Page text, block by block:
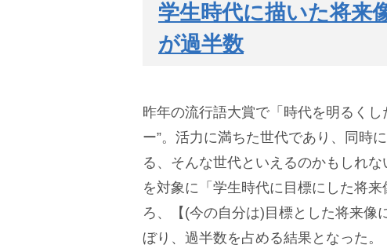
学生時代に描いた将来
が過半数
昨年の流行語大賞で「時代を明るく
ー”。活力に満ちた世代であり、同時
る、そんな世代といえるのかもしれ
を対象に「学生時代に目標にした将
ろ、【(今の自分は)目標とした将来像
ぼり、過半数を占める結果となった。